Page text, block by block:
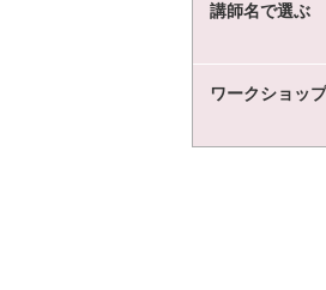
講師名で選ぶ
ワークショッ